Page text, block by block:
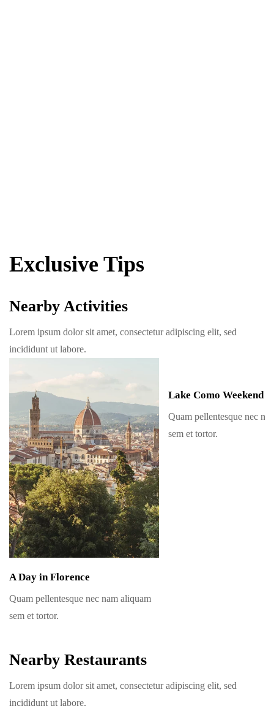
Exclusive Tips
Nearby Activities
Lorem ipsum dolor sit amet, consectetur adipiscing elit, sed
incididunt ut labore.
A Day in Florence
Quam pellentesque nec nam aliquam
sem et tortor.
Lake Como Weekend
Quam pellentesque nec
sem et tortor.
Nearby Restaurants
Lorem ipsum dolor sit amet, consectetur adipiscing elit, sed
incididunt ut labore.